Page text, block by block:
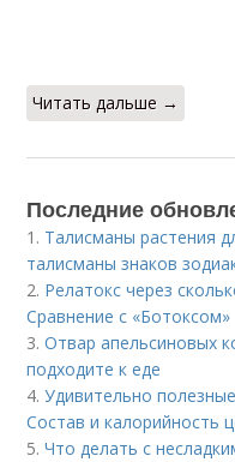
Читать дальше →
Последние
1. Талисманы растения
талисманы знаков
2. Релатокс через
Сравнение с «Ботоксом»
3.Отвар апельсиновых
подходите к еде
4.Удивительно
Состав и калорийность
5.Что делать с